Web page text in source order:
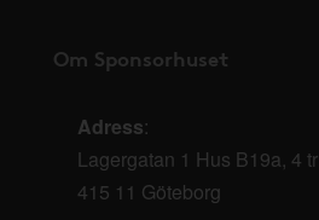
Om Sponsorhuset
Adress:
Lagergatan 1 Hus B19a, 4 tr
415 11 Göteborg